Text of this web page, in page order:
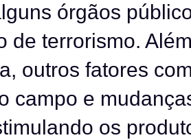
órgãos
de terrorismo.
outros fatores
campo e
os